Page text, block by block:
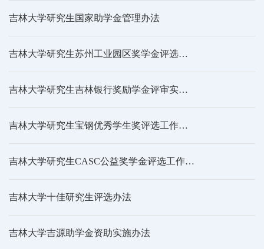
吉林大学研究生国家助学金管理办法
吉林大学研究生苏州工业园区奖学金评选实施细则
吉林大学研究生吉林银行奖励学金评审实施细则
吉林大学研究生宝钢优秀学生奖评选工作实施细则
吉林大学研究生CASC公益奖学金评选工作实施细则
吉林大学十佳研究生评选办法
吉林大学吉源助学金资助实施办法